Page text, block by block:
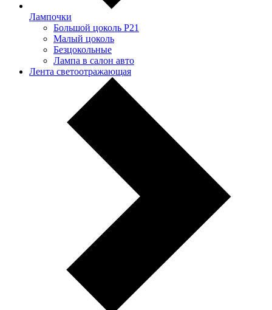
Лампочки
Большой цоколь P21
Малый цоколь
Безцокольные
Лампа в салон авто
Лента светоотражающая